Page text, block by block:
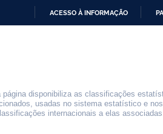
ACESSO À INFORMAÇÃO
página disponibiliza as classificações
usadas no sistema estatístico e
internacionais a elas